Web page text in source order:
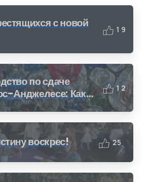
с новой
1 9
по сдаче
Анджелесе: Как
(CRV)
1 2
воскрес! 25